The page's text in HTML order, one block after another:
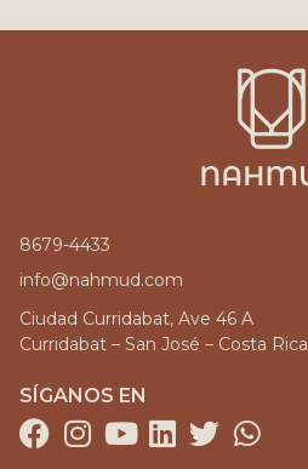
SÍGANOS EN
8679-4433
info@nahmud.com
Ciudad Curridabat, Ave 46 A
Curridabat – San José – Costa Rica